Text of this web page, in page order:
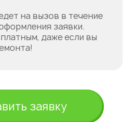
на вызов в течение
заявки.
даже если вы
заявку